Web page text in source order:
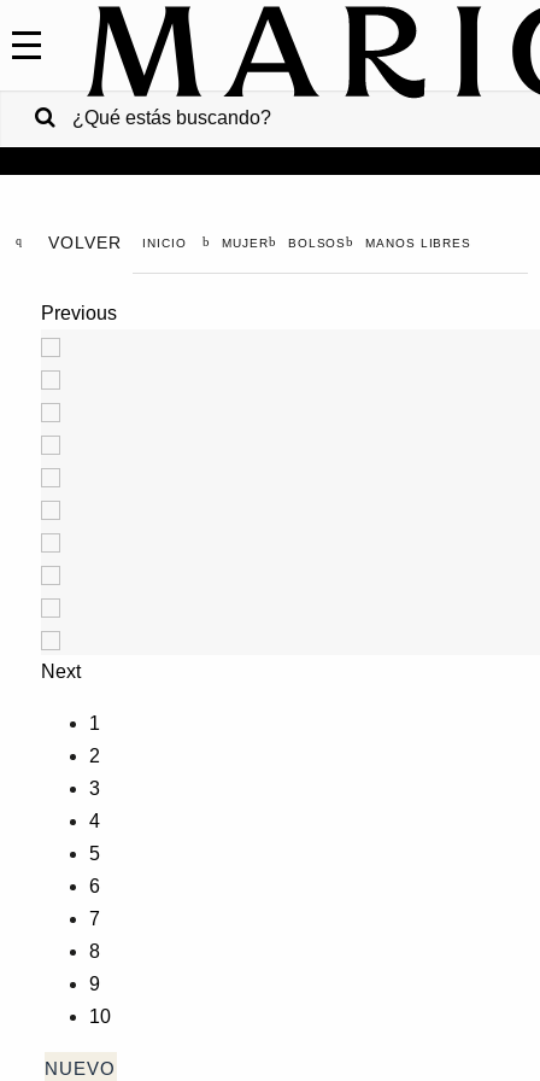
COLECCIONES
SALE
VENTAS
VOLVER MUJER BOLSOS MANOS LIBRES
Previous
Next
1
2
3
4
5
6
7
8
9
10